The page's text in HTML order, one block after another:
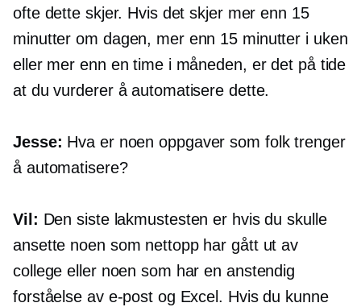
ofte dette skjer. Hvis det skjer mer enn 15
minutter om dagen, mer enn 15 minutter i uken
eller mer enn en time i måneden, er det på tide
at du vurderer å automatisere dette.
Jesse: Hva er noen oppgaver som folk trenger
å automatisere?
Vil: Den siste lakmustesten er hvis du skulle
ansette noen som nettopp har gått ut av
college eller noen som har en anstendig
forståelse av e-post og Excel. Hvis du kunne